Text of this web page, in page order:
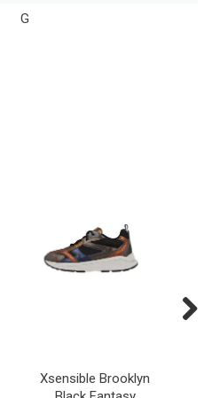
G
Xsensible Brooklyn